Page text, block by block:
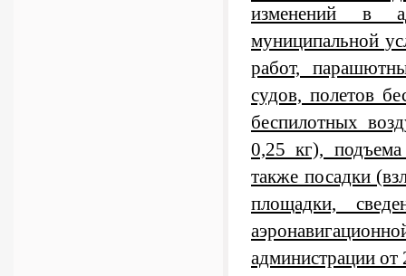
изменений в
муниципальной
работ,
судов, полетов
беспилотных
0,25 кг),
также посадки
площадки,
администрации